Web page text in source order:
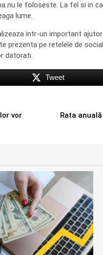
nu le foloseste. La fel si in
lume.
intr-un important
prezenta pe retelele de
datorati.
Tweet
vor
Rata